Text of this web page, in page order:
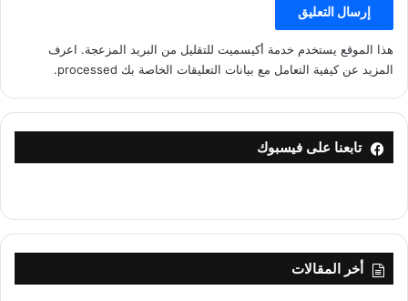
هذا الموقع يستخدم خدمة أكيسميت للتقليل من البريد المزعجة. اعرف
المزيد عن كيفية التعامل مع بيانات التعليقات الخاصة بك processed
.
تابعنا على فيسبوك
أخر المقالات